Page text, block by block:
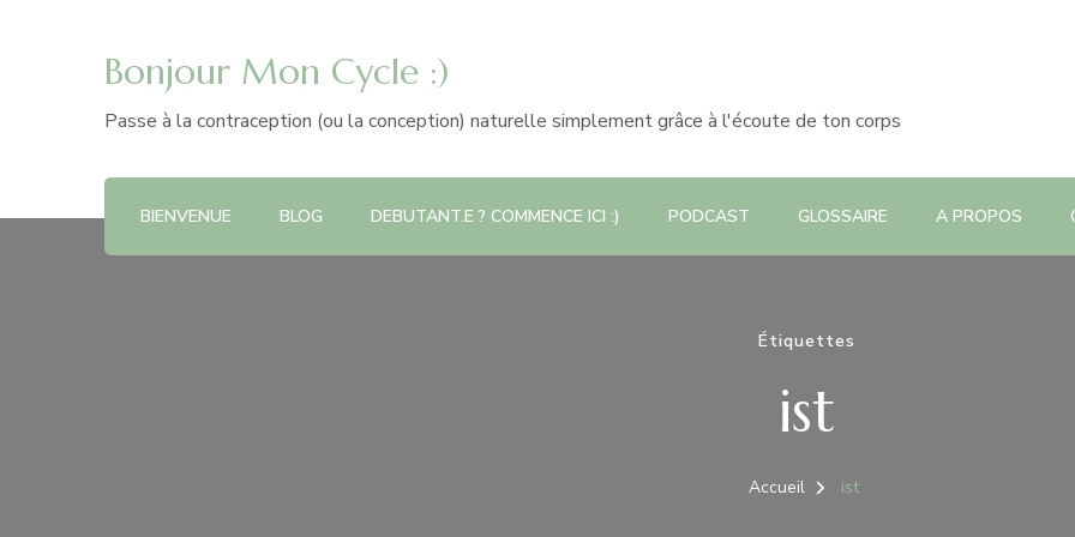
Bonjour Mon Cycle :)
Passe à la contraception (ou la conception) naturelle simplement grâce à l'écoute de ton corps
BIENVENUE BLOG DEBUTANT.E ? COMMENCE ICI :) PODCAST GLOSSAIRE A PROPOS
Étiquettes
ist
Accueil ist